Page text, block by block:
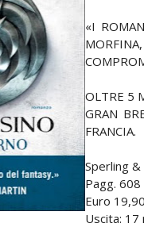
«I
OLTRE 5
GRAN
FRANCIA.
Sperling
Pagg. 608
Euro 19,90
Uscita: